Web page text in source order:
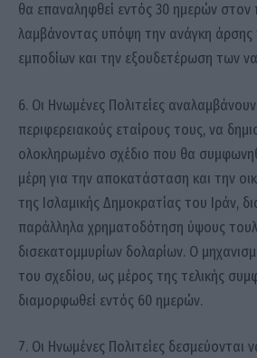
θα επαναληφθεί εντός 30 ημερών στον
λαμβάνοντας υπόψη την ανάγκη άρσης
εμποδίων και την εξουδετέρωση των
6. Οι Ηνωμένες Πολιτείες
περιφερειακούς εταίρους τους, να
ολοκληρωμένο σχέδιο που θα
μέρη για την αποκατάσταση και την
της Ισλαμικής Δημοκρατίας του Ιράν,
παράλληλα χρηματοδότηση ύψους
δισεκατομμυρίων δολαρίων. Ο
του σχεδίου, ως μέρος της τελικής
διαμορφωθεί εντός 60 ημερών.
7. Οι Ηνωμένες Πολιτείες δεσμεύονται